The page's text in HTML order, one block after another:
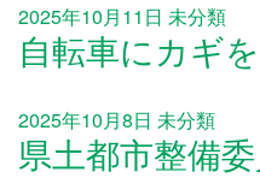
2025年10月11日 未分類
自転車にカギ
2025年10月8日 未分類
県土都市整備